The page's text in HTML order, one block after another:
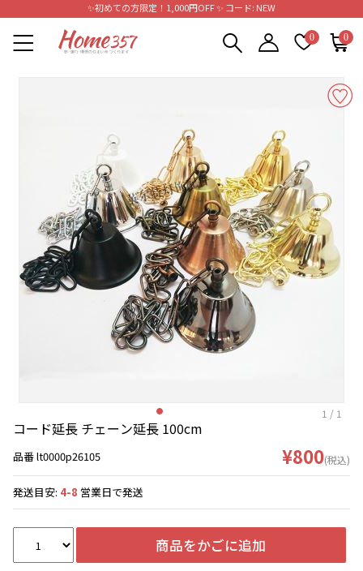
✨初めての方限定！1,000円OFF ✨ コード: NEW
0
0
1 / 1
コード延長 チェーン延長 100cm
品番 lt0000p26105 ¥800(税込)
発送目安: 4-8 営業日で発送
商品をかごに追加